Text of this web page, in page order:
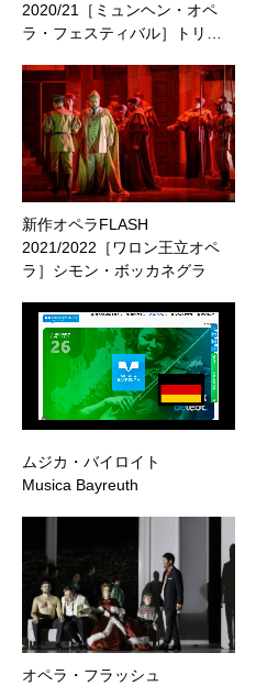
2020/21［ミュンヘン・オペ
ラ・フェスティバル］トリ…
新作オペラFLASH
2021/2022［ワロン王立オペ
ラ］シモン・ボッカネグラ
ムジカ・バイロイト
Musica Bayreuth
オペラ・フラッシュ